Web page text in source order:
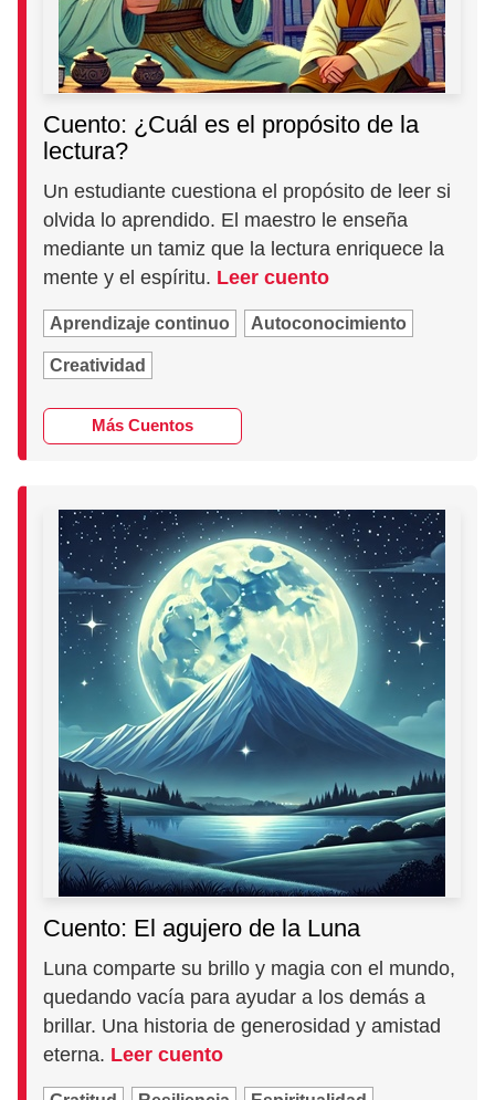
Cuento: ¿Cuál es el propósito de la
lectura?
Un estudiante cuestiona el propósito de leer si
olvida lo aprendido. El maestro le enseña
mediante un tamiz que la lectura enriquece la
mente y el espíritu. Leer cuento
Aprendizaje continuo Autoconocimiento
Creatividad
Más Cuentos
Cuento: El agujero de la Luna
Luna comparte su brillo y magia con el mundo,
quedando vacía para ayudar a los demás a
brillar. Una historia de generosidad y amistad
eterna. Leer cuento